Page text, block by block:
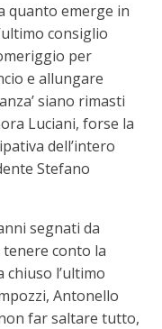
quanto emerge in
consiglio
per
e allungare
siano rimasti
Luciani, forse la
dell’intero
Stefano
segnati da
conto la
l’ultimo
Antonello
far saltare tutto,